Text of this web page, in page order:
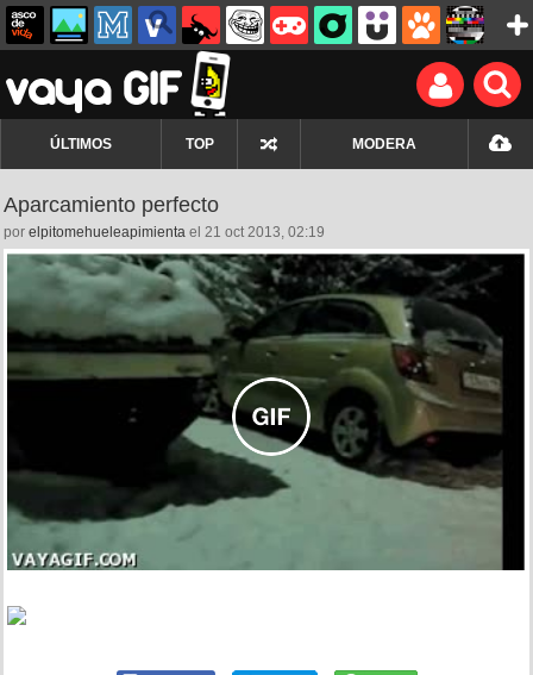
ÚLTIMOS TOP MODERA
Aparcamiento perfecto
por elpitomehueleapimienta el 21 oct 2013, 02:19